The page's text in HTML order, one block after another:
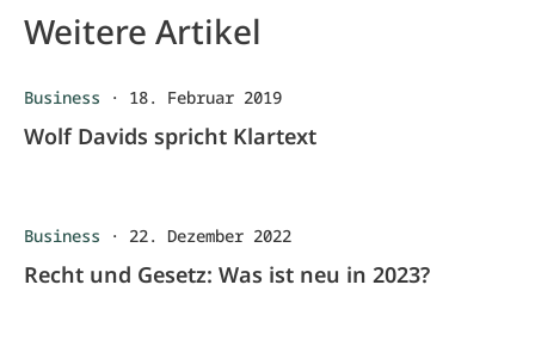
Weitere Artikel
Business · 18. Februar 2019
Wolf Davids spricht Klartext
Business · 22. Dezember 2022
Recht und Gesetz: Was ist neu in 2023?